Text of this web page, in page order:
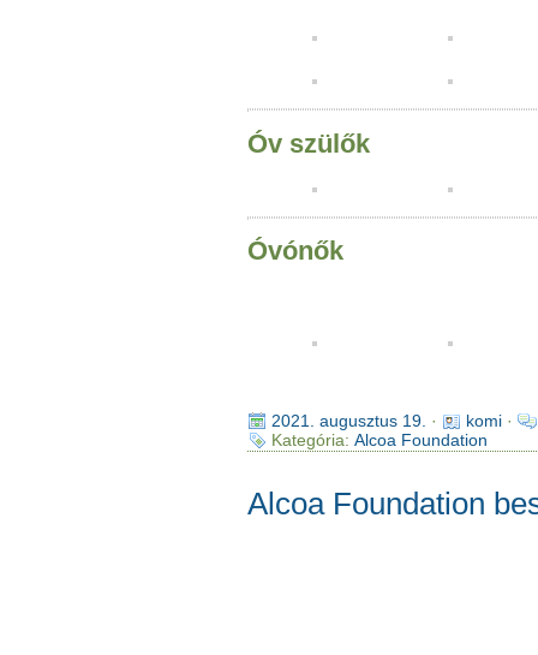
Óv szülők
Óvónők
2021. augusztus 19. · komi·
Kategória: Alcoa Foundation
Alcoa Foundation